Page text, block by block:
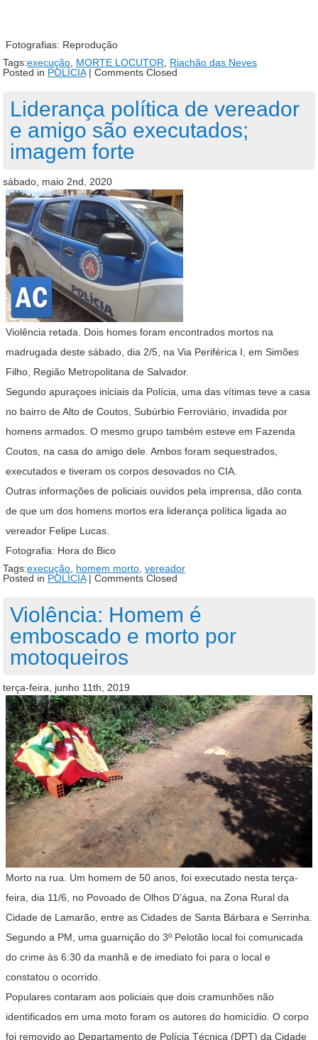
Fotografias: Reprodução
Tags:execução MORTE LOCUTOR
Riachão das Neves
Posted in POLÍCIA| Comments Closed
Liderança política de vereador
e amigo são executados;
imagem forte
sábado, maio 2nd, 2020
Violência retada. Dois homes foram encontrados mortos na
madrugada deste sábado, dia 2/5, na Via Periférica I, em Simões
Filho, Região Metropolitana de Salvador.
Segundo apuraçoes iniciais da Polícia, uma das vítimas teve a casa
no bairro de Alto de Coutos, Subúrbio Ferroviário, invadida por
homens armados. O mesmo grupo também esteve em Fazenda
Coutos, na casa do amigo dele. Ambos foram sequestrados,
executados e tiveram os corpos desovados no CIA.
Outras informações de policiais ouvidos pela imprensa, dão conta
de que um dos homens mortos era liderança política ligada ao
vereador Felipe Lucas.
Fotografia: Hora do Bico
Tags:execução homem morto vereador
Posted in POLÍCIA| Comments Closed
Violência: Homem é
emboscado e morto por
motoqueiros
terça-feira, junho 11th, 2019
Morto na rua. Um homem de 50 anos, foi executado nesta terça-
feira, dia 11/6, no Povoado de Olhos D’água, na Zona Rural da
Cidade de Lamarão, entre as Cidades de Santa Bárbara e Serrinha.
Segundo a PM, uma guarnição do 3º Pelotão local foi comunicada
do crime às 6:30 da manhã e de imediato foi para o local e
constatou o ocorrido.
Populares contaram aos policiais que dois cramunhões não
identificados em uma moto foram os autores do homicídio. O corpo
foi removido ao Departamento de Polícia Técnica (DPT) da Cidade